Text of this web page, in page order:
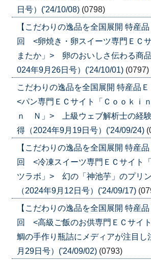
日号）('24/10/08) (0798)
【こだわりの逸品を全国展開 特産
回 <卵焼き・卵スイーツ専門ＥＣ
またか」> 卵のおいしさ伝わる商
024年9月26日号）('24/10/01) (0797)
こだわりの逸品を全国展開 特産品
<パン専門ＥＣサイト「Ｃｏｏｋｉ
ｎ Ｎ」> 上級ウェブ解析士の経
得（2024年9月19日号）('24/09/24)
【こだわりの逸品を全国展開 特産
回 <冷凍スイーツ専門ＥＣサイト
ツラボ」> 幻の「神池芋」のプリ
（2024年9月12日号）('24/09/17)
【こだわりの逸品を全国展開 特産品
回 <高級ご飯のお供専門ＥＣサイ
鯛の手作り瓶詰にメディアが注目し
月29日号）('24/09/02) (0793)